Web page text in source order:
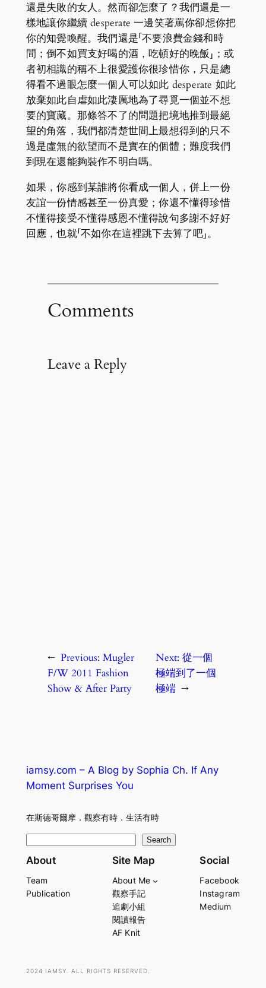
還是失敗的女人。然而卻怎麼了？我們還是一
樣地讓你繼續 desperate 一邊笑著罵你卻想你把
你的知覺喚醒。我們還是「不要浪費金錢和時
間；倒不如買支好喝的酒，吃頓好的晚飯」；或
者初相識的稱不上很愛護你很珍惜你，只是總
得看不過眼怎麼一個人可以如此 desperate 如此
放棄如此自虐如此淒厲地為了尋覓一個並不想
要的寶藏。那條答不了的問題把境地推到最絕
望的角落，我們都清楚世間上最想得到的只不
過是虛無的欲望而不是實在的個體；難度我們
到現在還能夠裝作不明白嗎。
如果，你感到某誰將你看成一個人，併上一份
友誼一份情感甚至一份真愛；你還不懂得珍惜
不懂得接受不懂得感恩不懂得說句多謝不好好
回應，也就「不如你在這裡跳下去算了吧」。
Comments
Leave a Reply
← Previous: Mugler
F/W 2011 Fashion
Show & After Party
Next: 從一個
極端到了一個
極端 →
iamsy.com – A Blog by Sophia Ch. If Any
Moment Surprises You
在斯德哥爾摩．觀察有時．生活有時
e
r
Search
About
Team
Publication
Site Map
About Me
觀察手記
追劇小組
閱讀報告
AF Knit
Social
Facebook
Instagram
Medium
2024 IAMSY. ALL RIGHTS RESERVED.